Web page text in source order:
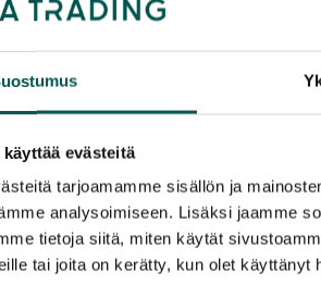
evästeitä
tarjoamamme sisällön ja
analysoimiseen. Lisäksi jaamme
tietoja siitä, miten käytät
tai joita on kerätty, kun olet käyttänyt